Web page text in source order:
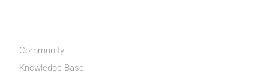
Community
Knowledge Base